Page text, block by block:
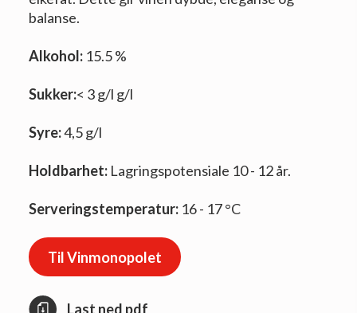
balanse.
Alkohol: 15.5 %
Sukker:< 3 g/l g/l
Syre:4,5 g/l
Holdbarhet: Lagringspotensiale 10 - 12 år.
Serveringstemperatur: 16 - 17 °C
Til Vinmonopolet
Last ned pdf